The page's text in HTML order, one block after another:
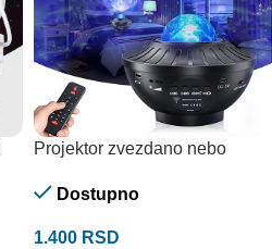
Projektor zvezdano nebo
Dostupno
1.400 RSD